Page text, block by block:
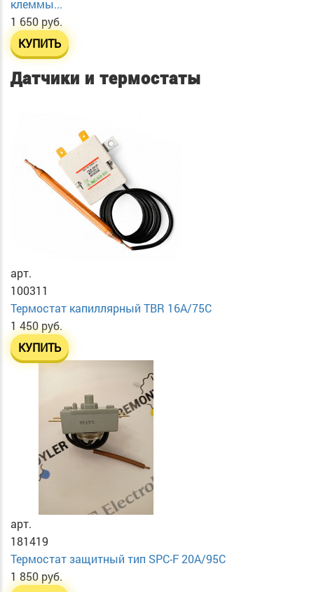
клеммы...
1 650 руб.
КУПИТЬ
Датчики и термостаты
арт.
100311
Термостат капиллярный TBR 16A/75C
1 450 руб.
КУПИТЬ
арт.
181419
Термостат защитный тип SPC-F 20A/95C
1 850 руб.